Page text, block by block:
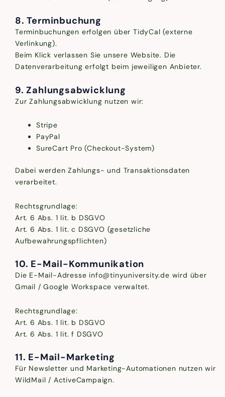
8. Terminbuchung
Terminbuchungen erfolgen über TidyCal (externe
Verlinkung).
Beim Klick verlassen Sie unsere Website. Die
Datenverarbeitung erfolgt beim jeweiligen Anbieter.
9. Zahlungsabwicklung
Zur Zahlungsabwicklung nutzen wir:
Stripe
PayPal
SureCart Pro (Checkout-System)
Dabei werden Zahlungs- und Transaktionsdaten
verarbeitet.
Rechtsgrundlage:
Art. 6 Abs. 1 lit. b DSGVO
Art. 6 Abs. 1 lit. c DSGVO (gesetzliche
Aufbewahrungspflichten)
10. E-Mail-Kommunikation
Die E-Mail-Adresse info@tinyuniversity.de wird über
Gmail / Google Workspace verwaltet.
Rechtsgrundlage:
Art. 6 Abs. 1 lit. b DSGVO
Art. 6 Abs. 1 lit. f DSGVO
11. E-Mail-Marketing
Für Newsletter und Marketing-Automationen nutzen wir
WildMail / ActiveCampaign.